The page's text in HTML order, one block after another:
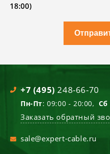
18:00)
+7 (495) 248-66-70
Пн-Пт: 09:00 - 20:00, Сб
Заказать обратный
sale@expert-cable.ru